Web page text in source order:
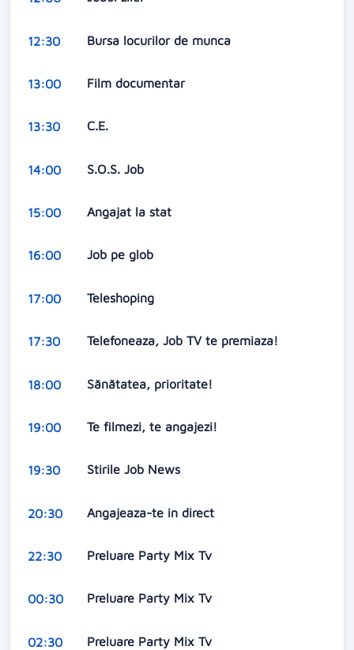
12:30 Bursa locurilor de munca
13:00 Film documentar
13:30 C.E.
14:00 S.O.S. Job
15:00 Angajat la stat
16:00 Job pe glob
17:00 Teleshoping
17:30 Telefoneaza, Job TV te premiaza!
18:00 Sănătatea, prioritate!
19:00 Te filmezi, te angajezi!
19:30 Stirile Job News
20:30 Angajeaza-te in direct
22:30 Preluare Party Mix Tv
00:30 Preluare Party Mix Tv
02:30 Preluare Party Mix Tv